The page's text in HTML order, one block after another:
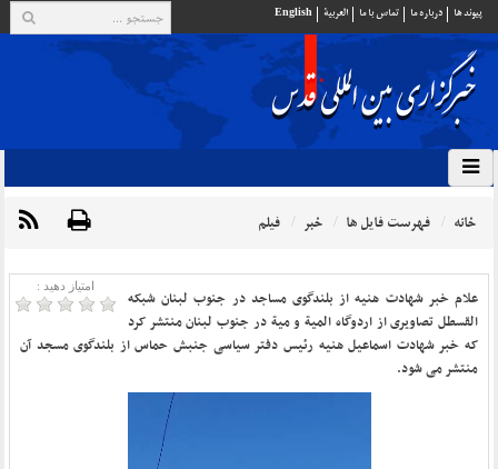
پيوند ها درباره ما تماس با ما العربية English
خانه فهرست فایل ها خبر فیلم
امتیاز دهید :
علام خبر شهادت هنیه از بلندگوی مساجد در جنوب لبنان شبکه
القسطل تصاویری از اردوگاه المیة و میة در جنوب لبنان منتشر کرد
که خبر شهادت اسماعیل هنیه رئیس دفتر سیاسی جنبش حماس از بلندگوی مسجد آن
منتشر می شود.